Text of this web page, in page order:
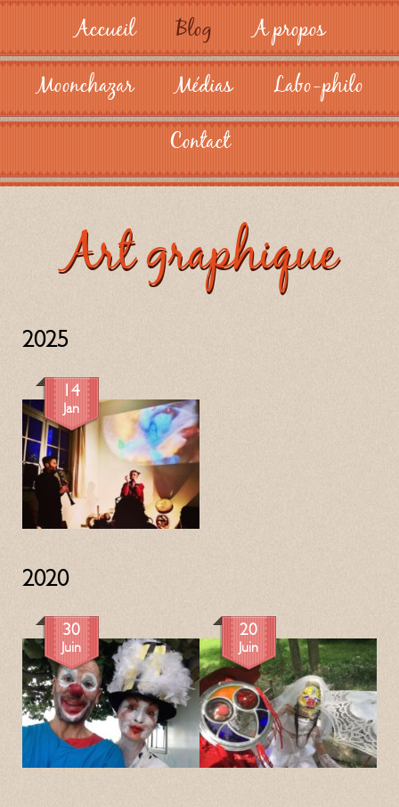
Accueil Blog A propos
Moonchazar Médias Labo-philo
Contact
Art graphique
2025
14
Jan
2020
30
Juin
20
Juin